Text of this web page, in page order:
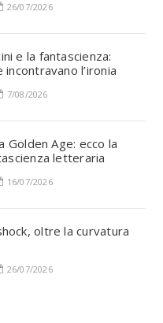
26/07/2026
e la fantascienza:
l’ironia
7/08/2026
Golden Age: ecco la
letteraria
16/07/2026
oltre la curvatura
26/07/2026